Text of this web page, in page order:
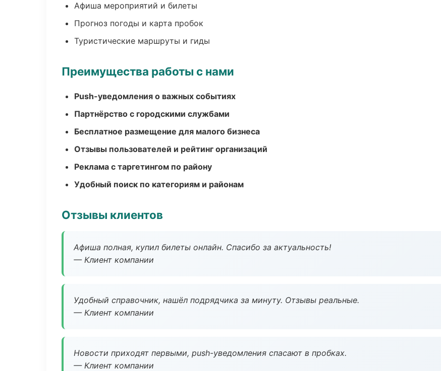
Афиша мероприятий и билеты
Прогноз погоды и карта пробок
Туристические маршруты и гиды
Преимущества работы с нами
Push-уведомления о важных событиях
Партнёрство с городскими службами
Бесплатное размещение для малого бизнеса
Отзывы пользователей и рейтинг организаций
Реклама с таргетингом по району
Удобный поиск по категориям и районам
Отзывы клиентов
Афиша полная, купил билеты онлайн. Спасибо за актуальность!
— Клиент компании
Удобный справочник, нашёл подрядчика за минуту. Отзывы реальные.
— Клиент компании
Новости приходят первыми, push-уведомления спасают в пробках.
— Клиент компании